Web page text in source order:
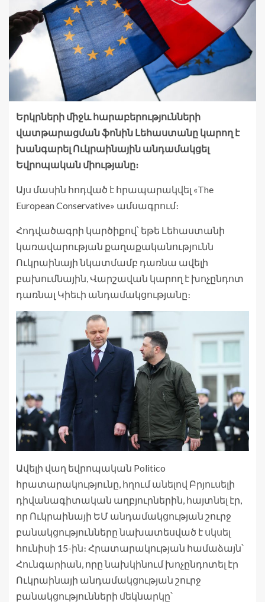
Երկրների միջև հարաբերությունների
վատթարացման ֆոնին Լեհաստանը կարող է
խանգարել Ուկրաինային անդամակցել
Եվրոպական միությանը։
Այս մասին հոդված է հրապարակվել «The
European Conservative» ամսագրում։
Հոդվածագրի կարծիքով՝ եթե Լեհաստանի
կառավարության քաղաքականությունն
Ուկրաինայի նկատմամբ դառնա ավելի
բախումնային, Վարշավան կարող է խոչընդոտ
դառնալ Կիեւի անդամակցությանը։
Ավելի վաղ եվրոպական Politico
հրատարակությունը, հղում անելով Բրյուսելի
դիվանագիտական ​​աղբյուրներին, հայտնել էր,
որ Ուկրաինայի ԵՄ անդամակցության շուրջ
բանակցությունները նախատեսված է սկսել
հունիսի 15-ին։ Հրատարակության համաձայն՝
Հունգարիան, որը նախկինում խոչընդոտել էր
Ուկրաինայի անդամակցության շուրջ
բանակցությունների մեկնարկը՝